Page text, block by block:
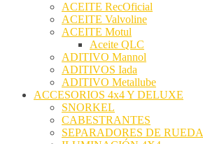
ACEITE RecOficial
ACEITE Valvoline
ACEITE Motul
Aceite QLC
ADITIVO Mannol
ADITIVOS Iada
ADITIVO Metallube
ACCESORIOS 4x4 Y DELUXE
SNORKEL
CABESTRANTES
SEPARADORES DE RUEDA